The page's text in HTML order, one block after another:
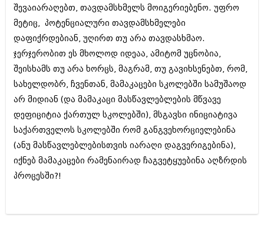
ისტორია
სხვადასხვა
ანონსი
არქივი
აგვისტო 2018 (162)
ივლისი 2018 (223)
ივნისი 2018 (244)
აპრილი 2018 (194)
იანვარი 2018 (215)
სხვადასხვა
ანონსი
არქივი
ნოემბერი 2020 (103)
ოქტომბერი 2020 (209)
სექტემბერი 2020 (204)
აგვისტო 2020 (249)
ივლისი 2020 (204)
ივნისი 2020 (249)
არქივის ზომის ნახვა
შევაიარაღებთ, თავდამსხმელს მოიგერიებენო. უფრო
მეტიც, პოტენციალური თავდამსხმელები
დაფიქრდებიან, უღირთ თუ არა თავდასხმაო.
ჯერჯერობით ეს მხოლოდ იდეაა, ამიტომ უცნობია,
შეისხამს თუ არა ხორცს, მაგრამ, თუ გავიხსენებთ, რომ,
სახელდობრ, ჩვენთან, მამაკაცები სკოლებში სამუშაოდ
არ მიდიან (და მამაკაცი მასწავლებლების მწვავე
დეფიციტია ქართულ სკოლებში), მსგავსი ინიციატივა
საქართველოს სკოლებში რომ განგვეხორციელებინა
(ანუ მასწავლებლებისთვის იარაღი დაგვერიგებინა),
იქნებ მამაკაცები რამენაირად ჩაგვეტყუებინა აღზრდის
პროცესში?!